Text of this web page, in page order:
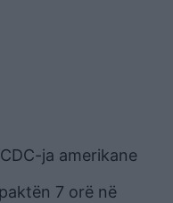
ja amerikane
7 orë në